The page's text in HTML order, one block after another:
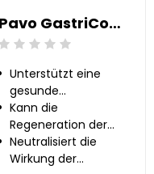
Pavo GastriCover 5 kg
Beoordeling: 0/5
Unterstützt eine
gesunde
Magenfunktion
Kann die
Regeneration der
Magenschleimhaut
unterstützen
Neutralisiert die
Wirkung der